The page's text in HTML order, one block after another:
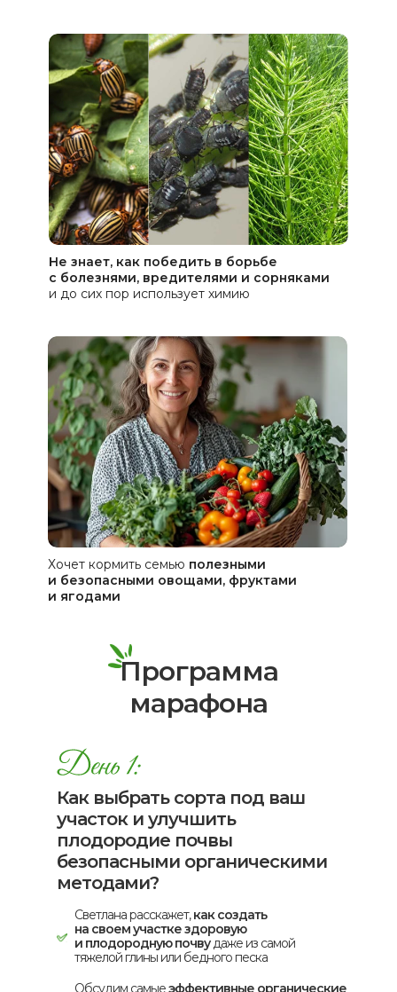
Не знает, как победить в борьбе
с болезнями, вредителями и сорняками
и до сих пор использует химию
Хочет кормить семью полезными
и безопасными овощами, фруктами
и ягодами
Программа
марафона
Как выбрать сорта под ваш
участок и улучшить
плодородие почвы
безопасными органическими
методами?
Светлана расскажет,как создать
на своем участке здоровую
и плодородную почвудаже из самой
тяжелой глины или бедного песка
Обсудим самыеэффективные органические
С помощью этой методички
вы подберете сорта и гибриды
с рекомендациями по разным
регионам, устойчивым
к болезням и вредителям.
Забудьте про обработки
и химию на своем участке!